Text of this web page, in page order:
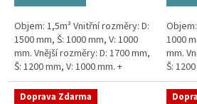
Objem: 1,5m³ Vnitřní rozměry: D:
1500 mm, Š: 1000 mm, V: 1000
mm. Vnější rozměry: D: 1700 mm,
Š: 1200 mm, V: 1000 mm. +
komínek. Kvalitní nádrž na pitnou
vodu pod parkovací...
1000
mm.
Š:
pitnou
Doprava Zdarma